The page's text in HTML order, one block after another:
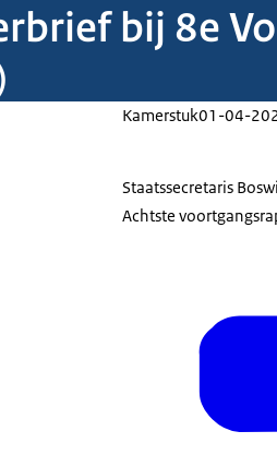
bij 8e
Kamerstuk01-04-
Staatssecretaris
Achtste